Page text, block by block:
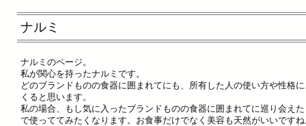
ナルミ
ナルミのページ。
私が関心を持ったナルミです。
どのブランドものの食器に囲まれてにも、所有した人の使い方や性格
くると思います。
私の場合、もし気に入ったブランドものの食器に囲まれてに巡り会え
で使っててみたくなります。お食事だけでなく美容も天然がいいです